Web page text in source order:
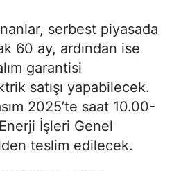
serbest piyasada
60 ay, ardından ise
garantisi
satışı yapabilecek.
2025’te saat 10.00-
İşleri Genel
teslim edilecek.